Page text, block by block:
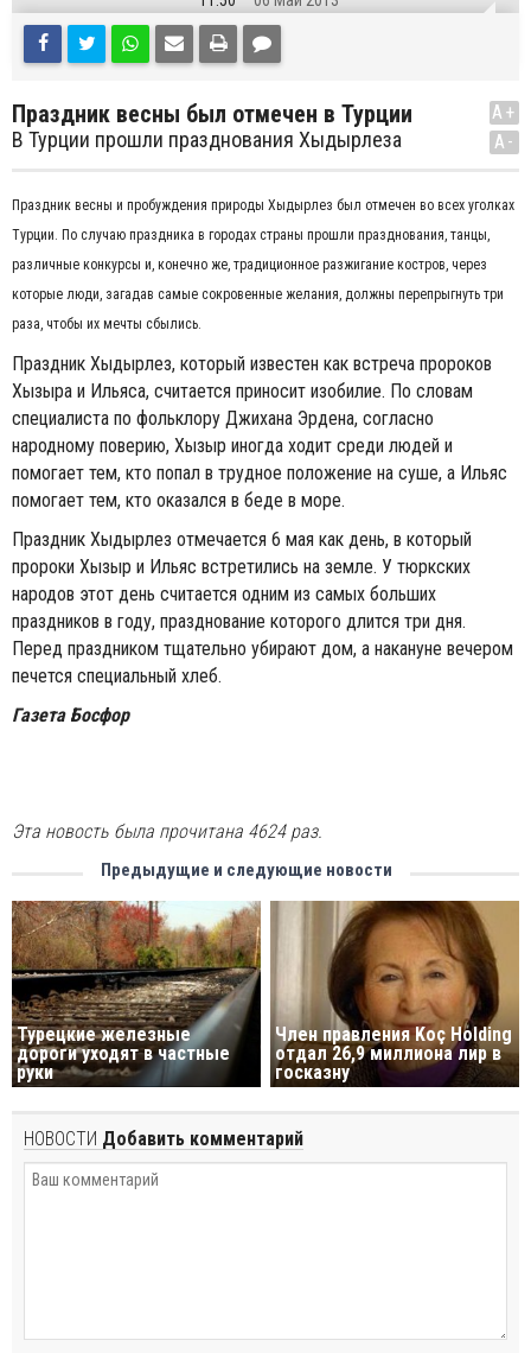
Праздник весны был отмечен в Турции
В Турции прошли празднования Хыдырлеза
A+
A-
Праздник весны и пробуждения природы Хыдырлез был отмечен во всех уголках
Турции. По случаю праздника в городах страны прошли празднования, танцы,
различные конкурсы и, конечно же, традиционное разжигание костров, через
которые люди, загадав самые сокровенные желания, должны перепрыгнуть три
раза, чтобы их мечты сбылись.
Праздник Хыдырлез, который известен как встреча пророков
Хызыра и Ильяса, считается приносит изобилие. По словам
специалиста по фольклору Джихана Эрдена, согласно
народному поверию, Хызыр иногда ходит среди людей и
помогает тем, кто попал в трудное положение на суше, а Ильяс
помогает тем, кто оказался в беде в море.
Праздник Хыдырлез отмечается 6 мая как день, в который
пророки Хызыр и Ильяс встретились на земле. У тюркских
народов этот день считается одним из самых больших
праздников в году, празднование которого длится три дня.
Перед праздником тщательно убирают дом, а накануне вечером
печется специальный хлеб.
Газета Босфор
Эта новость была прочитана 4624 раз.
Предыдущие и следующие новости
Турецкие железные
дороги уходят в частные
руки
Член правления Koç Holding
отдал 26,9 миллиона лир в
госказну
НОВОСТИ Добавить комментарий